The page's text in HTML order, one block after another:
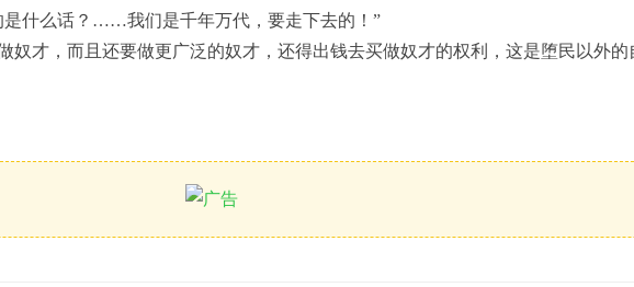
是什么话？……我们是千年万代，要走下去的！”
奴才，而且还要做更广泛的奴才，还得出钱去买做奴才的权利，这是堕民以外的